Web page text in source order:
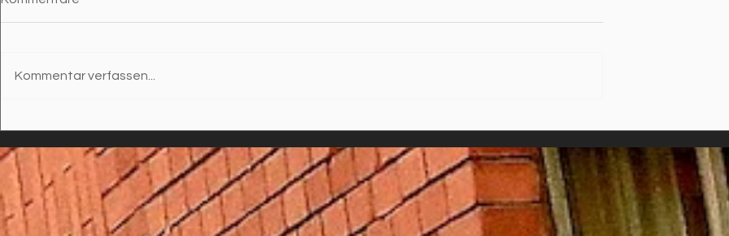
„SCHNITZELBUDE“
Kommentar verfassen...